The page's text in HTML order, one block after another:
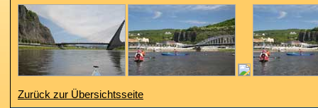
Zurück zur Übersichtsseite